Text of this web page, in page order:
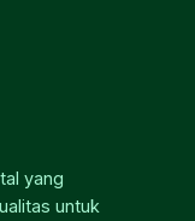
yang
untuk